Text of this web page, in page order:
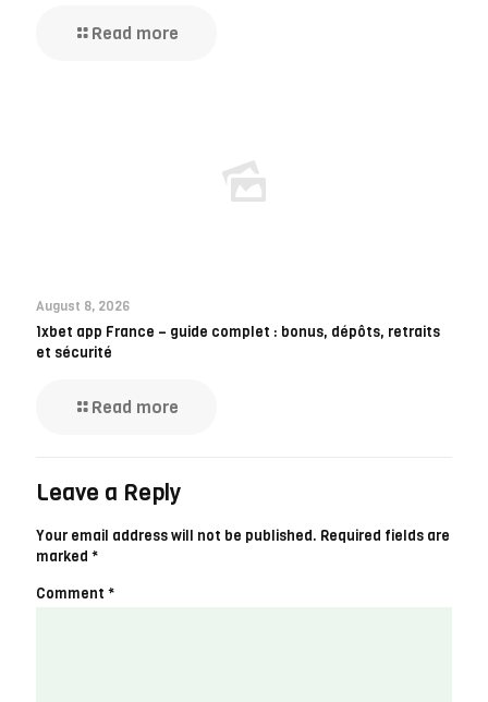
Read more
August 8, 2026
1xbet app France – guide complet : bonus, dépôts, retraits
et sécurité
Read more
Leave a Reply
Your email address will not be published. Required fields are
marked *
Comment *